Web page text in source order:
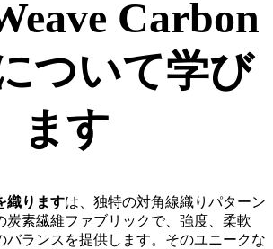
Carbon
ついて学び
ます
織りますは、独特の対角線織りパターン
炭素繊維ファブリックで、強度、柔軟
バランスを提供します。そのユニークな